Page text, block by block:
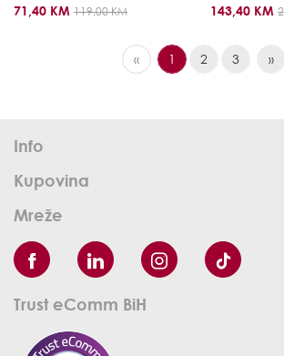
71,40 KM 119,00 KM 143,40 KM
« 1 2 3 »
Info
Kupovina
Mreže
Trust eComm BiH